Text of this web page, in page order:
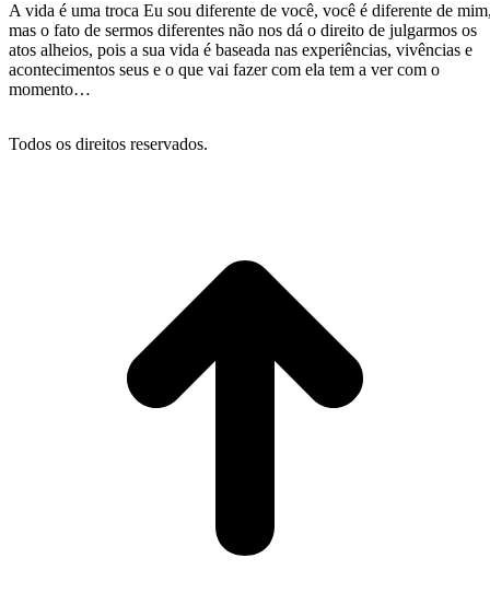
A vida é uma troca Eu sou diferente de você, você é diferente de
mas o fato de sermos diferentes não nos dá o direito de julgarmos os
atos alheios, pois a sua vida é baseada nas experiências, vivências e
acontecimentos seus e o que vai fazer com ela tem a ver com o
momento…
Todos os direitos reservados.